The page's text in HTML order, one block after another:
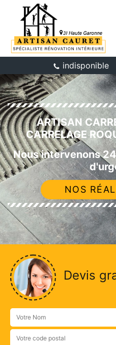
indisponible
ARTISAN
CARRELAGE
Nous intervenons
NOS
Devis